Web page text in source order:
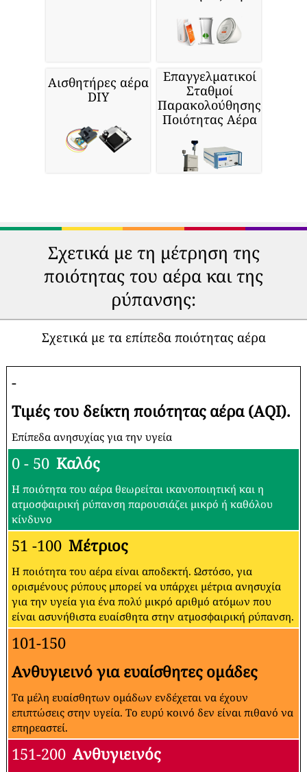
Αισθητήρες αέρα
DIY
Επαγγελματικοί
Σταθμοί
Παρακολούθησης
Ποιότητας Αέρα
Σχετικά με τη μέτρηση της
ποιότητας του αέρα και της
ρύπανσης:
Σχετικά με τα επίπεδα ποιότητας αέρα
-
Τιμές του δείκτη ποιότητας αέρα (AQI).
Επίπεδα ανησυχίας για την υγεία
0 - 50 Καλός
Η ποιότητα του αέρα θεωρείται ικανοποιητική και η
ατμοσφαιρική ρύπανση παρουσιάζει μικρό ή καθόλου
κίνδυνο
51 -100 Μέτριος
Η ποιότητα του αέρα είναι αποδεκτή. Ωστόσο, για
ορισμένους ρύπους μπορεί να υπάρχει μέτρια ανησυχία
για την υγεία για ένα πολύ μικρό αριθμό ατόμων που
είναι ασυνήθιστα ευαίσθητα στην ατμοσφαιρική ρύπανση.
101-150
Ανθυγιεινό για ευαίσθητες ομάδες
Τα μέλη ευαίσθητων ομάδων ενδέχεται να έχουν
επιπτώσεις στην υγεία. Το ευρύ κοινό δεν είναι πιθανό να
επηρεαστεί.
151-200 Ανθυγιεινός